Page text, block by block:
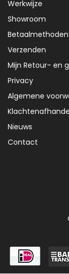
Werkwijze
Showroom
Betaalmethoden
Verzenden
Mijn Retour- en
Privacy
Algemene
Nieuws
Contact